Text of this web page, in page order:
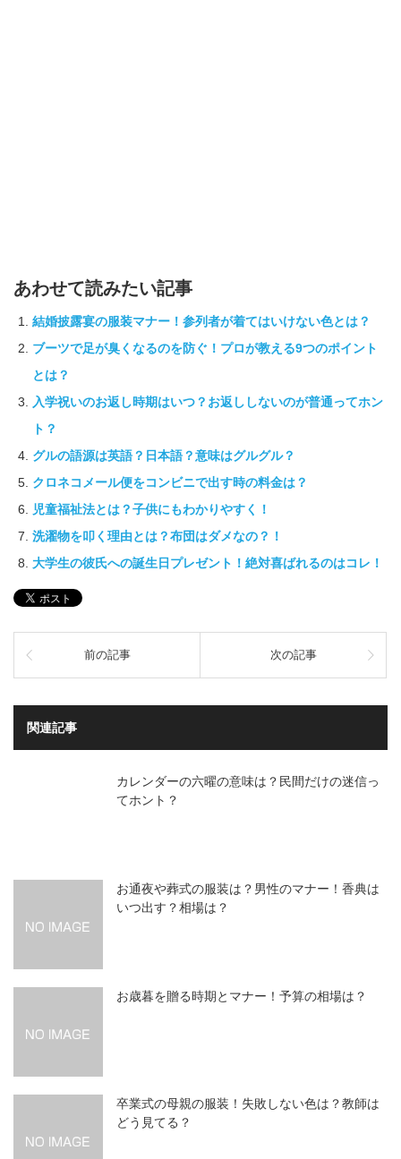
あわせて読みたい記事
結婚披露宴の服装マナー！参列者が着てはいけない色とは？
ブーツで足が臭くなるのを防ぐ！プロが教える9つのポイント
とは？
入学祝いのお返し時期はいつ？お返ししないのが普通ってホン
ト？
グルの語源は英語？日本語？意味はグルグル？
クロネコメール便をコンビニで出す時の料金は？
児童福祉法とは？子供にもわかりやすく！
洗濯物を叩く理由とは？布団はダメなの？！
大学生の彼氏への誕生日プレゼント！絶対喜ばれるのはコレ！
前の記事 次の記事
関連記事
カレンダーの六曜の意味は？民間だけの迷信っ
てホント？
お通夜や葬式の服装は？男性のマナー！香典は
いつ出す？相場は？
お歳暮を贈る時期とマナー！予算の相場は？
卒業式の母親の服装！失敗しない色は？教師は
どう見てる？